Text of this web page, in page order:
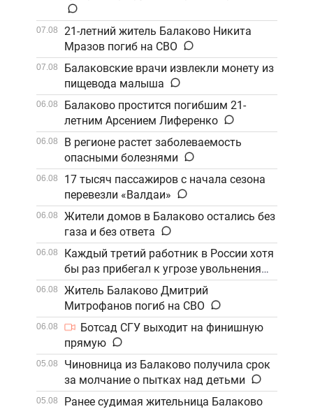
07.08
21-летний житель Балаково Никита
Мразов погиб на СВО
07.08
Балаковские врачи извлекли монету из
пищевода малыша
06.08
Балаково простится погибшим 21-
летним Арсением Лиференко
06.08
В регионе растет заболеваемость
опасными болезнями
06.08
17 тысяч пассажиров с начала сезона
перевезли «Валдаи»
06.08
Жители домов в Балаково остались без
газа и без ответа
06.08
Каждый третий работник в России хотя
бы раз прибегал к угрозе увольнения
06.08
Житель Балаково Дмитрий
Митрофанов погиб на СВО
06.08
Ботсад СГУ выходит на финишную
прямую
05.08
Чиновница из Балаково получила срок
за молчание о пытках над детьми
05.08
Ранее судимая жительница Балаково